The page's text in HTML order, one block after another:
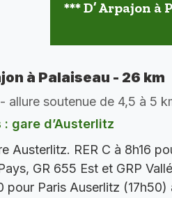
*** D’ Arpajon à
à Palaiseau - 26 km
allure soutenue de 4,5 à 5
gare d’Austerlitz
Austerlitz. RER C à 8h16
GR 655 Est et GRP
pour Paris Auserlitz